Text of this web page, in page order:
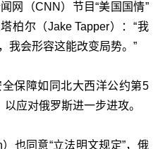
网（CNN）节目“美国国情”
柏尔（Jake Tapper）：“我
我会形容这能改变局势。”
保障如同北大西洋公约第5
应对俄罗斯进一步进攻。
也同意“立法明文规定”，俄